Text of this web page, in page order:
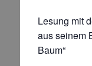
Lesung mit
aus seinem
Baum“